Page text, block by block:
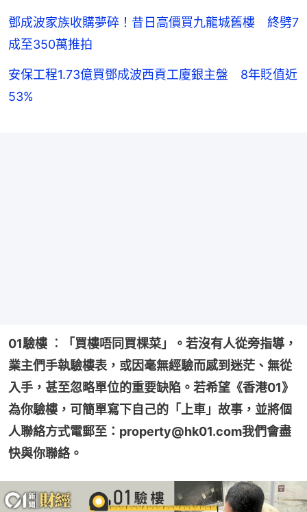
鄧成波家族收購夢碎！昔日高價買九龍城舊樓 終劈7
成至350萬推拍
安保工程1.73億買鄧成波西貢工廈銀主盤 8年貶值近
53%
01驗樓 ︰「買樓唔同買棵菜」。若沒有人從旁指導，
業主們手執驗樓表，或因毫無經驗而感到迷茫、無從
入手，甚至忽略單位的重要缺陷。若希望《香港01》
為你驗樓，可簡單寫下自己的「上車」故事，並將個
人聯絡方式電郵至：property@hk01.com我們會盡
快與你聯絡。